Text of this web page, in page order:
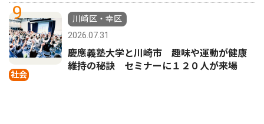
9
社会
川崎区・幸区
2026.07.31
慶應義塾大学と川崎市 趣味や運動が健康
維持の秘訣 セミナーに１２０人が来場